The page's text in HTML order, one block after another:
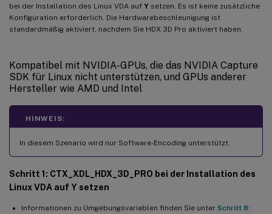
bei der Installation des Linux VDA auf Y setzen. Es ist keine zusätzliche
Konfiguration erforderlich. Die Hardwarebeschleunigung ist
standardmäßig aktiviert, nachdem Sie HDX 3D Pro aktiviert haben.
Kompatibel mit NVIDIA-GPUs, die das NVIDIA Capture
SDK für Linux nicht unterstützen, und GPUs anderer
Hersteller wie AMD und Intel
HINWEIS:
In diesem Szenario wird nur Software-Encoding unterstützt.
Schritt 1: CTX_XDL_HDX_3D_PRO bei der Installation des
Linux VDA auf Y setzen
Informationen zu Umgebungsvariablen finden Sie unter Schritt 8: